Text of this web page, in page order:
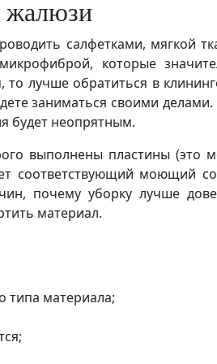
жалюзи
салфетками, мягкой
которые
лучше обратиться в
заниматься своими делами.
будет неопрятным.
выполнены пластины (это
соответствующий моющий
почему уборку лучше
материал.
типа материала;